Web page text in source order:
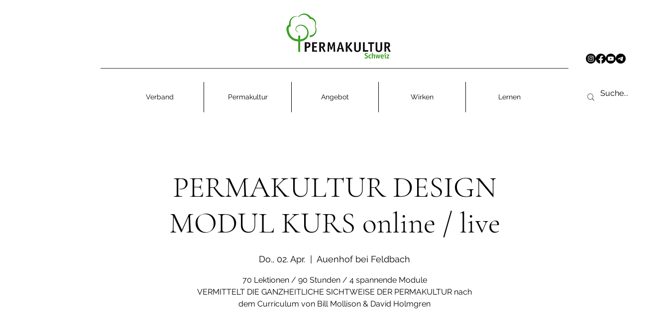
Verband Permakultur Angebot Wirken Lernen
PERMAKULTUR DESIGN
MODUL KURS online / live
Do., 02. Apr. Auenhof bei Feldbach
70 Lektionen / 90 Stunden / 4 spannende Module
VERMITTELT DIE GANZHEITLICHE SICHTWEISE DER PERMAKULTUR nach
dem Curriculum von Bill Mollison & David Holmgren